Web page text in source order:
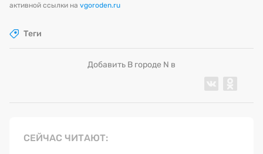
активной ссылки на vgoroden.ru
Теги
Добавить В городе N в
СЕЙЧАС ЧИТАЮТ